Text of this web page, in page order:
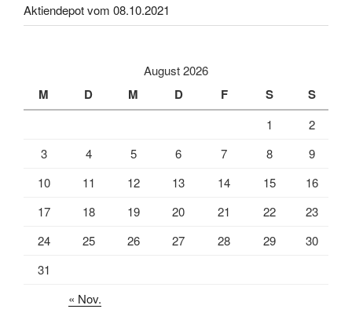
Aktiendepot vom 08.10.2021
August 2026
M D M D F S S
1
2
3
4 5 6 7 8
9
10
11 12 13 14 15
16
17
18 19 20 21 22
23
24
25 26 27 28 29
30
31
« Nov.